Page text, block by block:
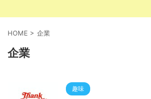
HOME > 企業
企業
趣味